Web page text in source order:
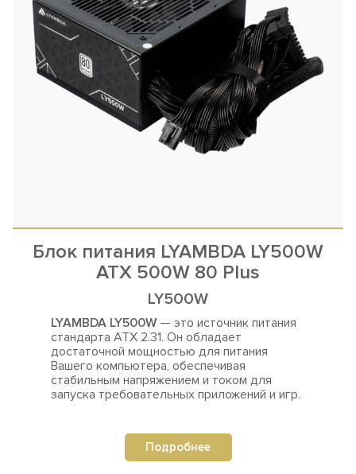
Блок питания LYAMBDA LY500W
ATX 500W 80 Plus
LY500W
LYAMBDA LY500W— это источник питания
стандарта ATX 2.31. Он обладает
достаточной мощностью для питания
Вашего компьютера, обеспечивая
стабильным напряжением и током для
запуска требовательных приложений и игр.
Подробнее